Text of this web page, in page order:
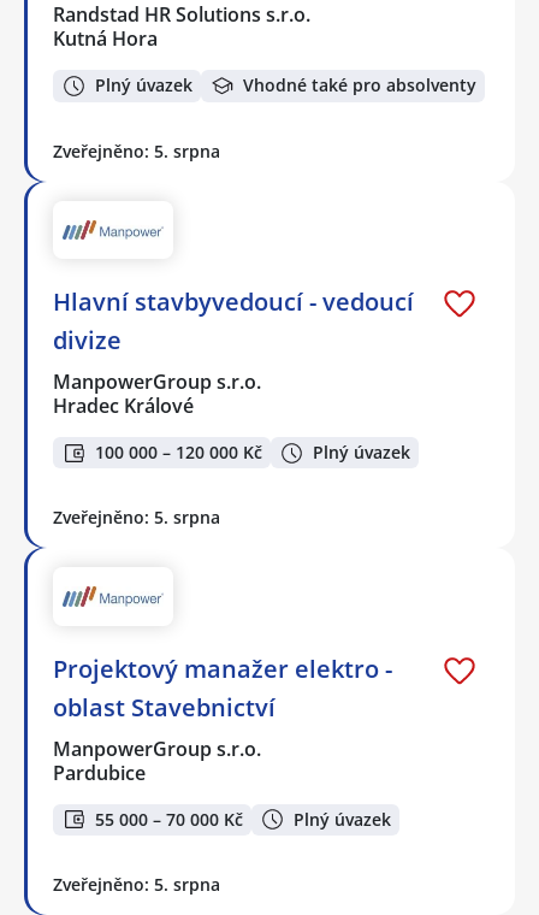
Randstad HR Solutions s.r.o.
Kutná Hora
Plný úvazek Vhodné také pro absolventy
Zveřejněno: 5. srpna
Hlavní stavbyvedoucí - vedoucí
divize
ManpowerGroup s.r.o.
Hradec Králové
100 000 – 120 000 Kč Plný úvazek
Zveřejněno: 5. srpna
Projektový manažer elektro -
oblast Stavebnictví
ManpowerGroup s.r.o.
Pardubice
55 000 – 70 000 Kč Plný úvazek
Zveřejněno: 5. srpna